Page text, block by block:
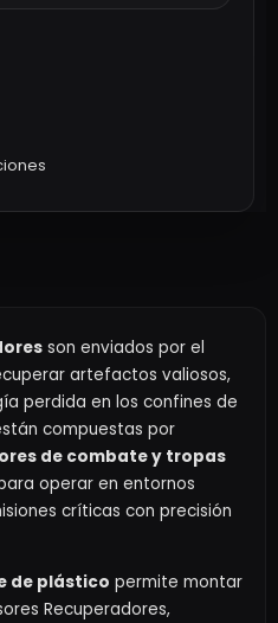
son enviados por el
artefactos valiosos,
perdida en los confines de
compuestas por
de combate y tropas
operar en entornos
críticas con precisión
de plástico permite montar
Recuperadores,